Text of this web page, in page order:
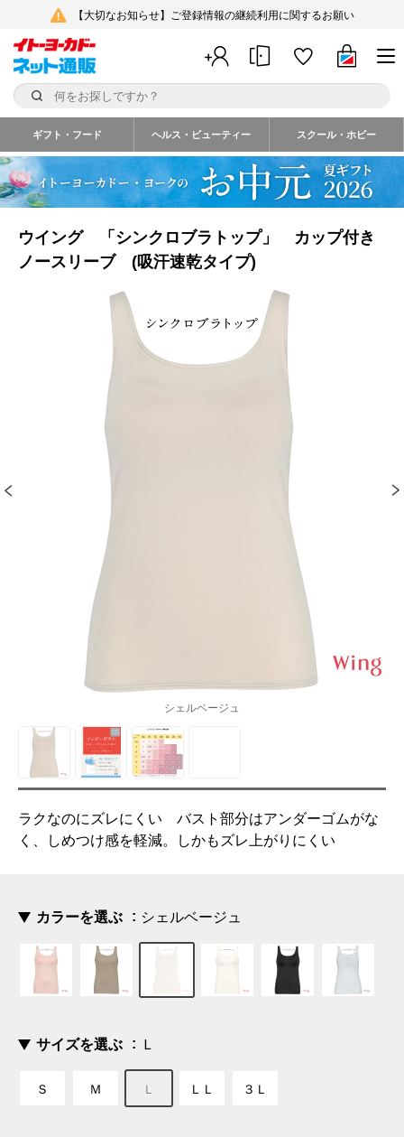
【大切なお知らせ】ご登録情報の継続利用に関するお願い
ギフト・フード ヘルス・ビューティー スクール・ホビー
ウイング 「シンクロブラトップ」 カップ付き
ノースリーブ (吸汗速乾タイプ)
シェルベージュ
ラクなのにズレにくい バスト部分はアンダーゴムがな
く、しめつけ感を軽減。しかもズレ上がりにくい
カラーを選ぶ シェルベージュ
サイズを選ぶ Ｌ
Ｓ Ｍ Ｌ ＬＬ ３Ｌ